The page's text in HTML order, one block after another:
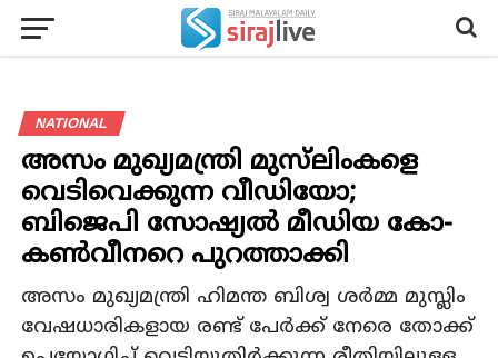
NATIONAL
അസം മുഖ്യമന്ത്രി മുസ്‍ലിംകളെ
വെടിവെക്കുന്ന വീഡിയോ;
ബിജെപി സോഷ്യൽ മീഡിയ കോ-
കൺവീനറെ പുറത്താക്കി
അസം മുഖ്യമന്ത്രി ഹിമന്ത ബിശ്വ ശർമ്മ മുസ്ലിം
വേഷധാരികളായ രണ്ട് പേർക്ക് നേരെ തോക്ക്